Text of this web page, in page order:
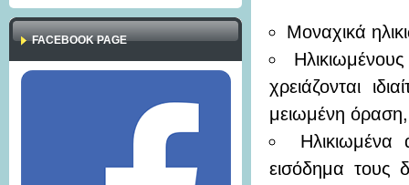
FACEBOOK PAGE
Μοναχικά
χρειάζονται
μειωμένη
εισόδημα τους